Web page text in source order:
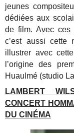
jeunes
dédiées aux
de film.Avec ces
c’est aussi cette
illustrer avec
l’origine des
Huaulmé (studio
LAMBERT
CONCERT
DU CINÉMA